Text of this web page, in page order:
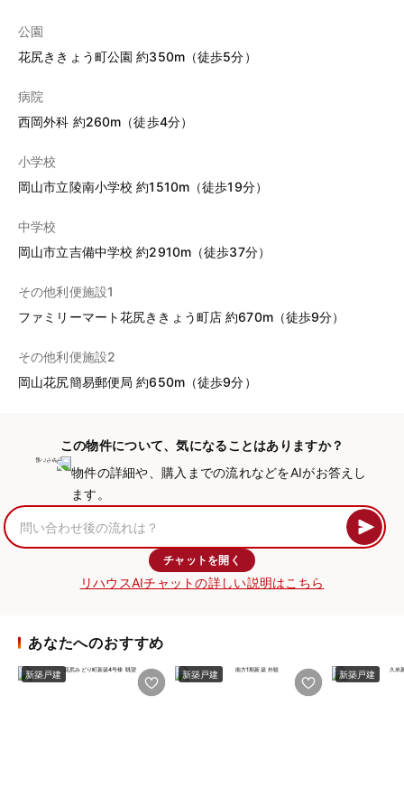
公園
花尻ききょう町公園 約350m（徒歩5分）
病院
西岡外科 約260m（徒歩4分）
小学校
岡山市立陵南小学校 約1510m（徒歩19分）
中学校
岡山市立吉備中学校 約2910m（徒歩37分）
その他利便施設1
ファミリーマート花尻ききょう町店 約670m（徒歩9分）
その他利便施設2
岡山花尻簡易郵便局 約650m（徒歩9分）
この物件について、気になることはありますか？
物件の詳細や、購入までの流れなどをAIがお答えし
ます。
チャットを開く
リハウスAIチャットの詳しい説明はこちら
あなたへのおすすめ
新築戸建 新築戸建 新築戸建